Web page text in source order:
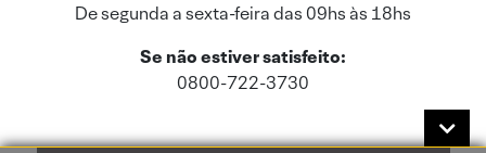
De segunda a sexta-feira das 09hs às 18hs
Se não estiver satisfeito:
0800-722-3730